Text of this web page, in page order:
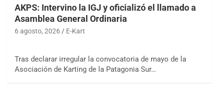
AKPS: Intervino la IGJ y oficializó el llamado a
Asamblea General Ordinaria
6 agosto, 2026 E-Kart
Tras declarar irregular la convocatoria de mayo de la
Asociación de Karting de la Patagonia Sur…